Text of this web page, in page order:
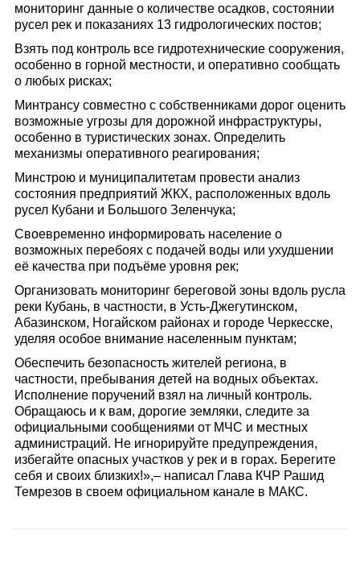
мониторинг данные о количестве осадков, состоянии
русел рек и показаниях 13 гидрологических постов;
Взять под контроль все гидротехнические сооружения,
особенно в горной местности, и оперативно сообщать
о любых рисках;
Минтрансу совместно с собственниками дорог оценить
возможные угрозы для дорожной инфраструктуры,
особенно в туристических зонах. Определить
механизмы оперативного реагирования;
Минстрою и муниципалитетам провести анализ
состояния предприятий ЖКХ, расположенных вдоль
русел Кубани и Большого Зеленчука;
Своевременно информировать население о
возможных перебоях с подачей воды или ухудшении
её качества при подъёме уровня рек;
Организовать мониторинг береговой зоны вдоль русла
реки Кубань, в частности, в Усть-Джегутинском,
Абазинском, Ногайском районах и городе Черкесске,
уделяя особое внимание населенным пунктам;
Обеспечить безопасность жителей региона, в
частности, пребывания детей на водных объектах.
Исполнение поручений взял на личный контроль.
Обращаюсь и к вам, дорогие земляки, следите за
официальными сообщениями от МЧС и местных
администраций. Не игнорируйте предупреждения,
избегайте опасных участков у рек и в горах. Берегите
себя и своих близких!»,– написал Глава КЧР Рашид
Темрезов в своем официальном канале в МАКС.